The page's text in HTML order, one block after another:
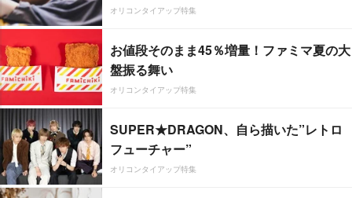
オリコンタイアップ特集
お値段そのまま45％増量！ファミマ夏の大
盤振る舞い
オリコンタイアップ特集
SUPER★DRAGON、自ら描いた”レトロ
フューチャー”
オリコンタイアップ特集